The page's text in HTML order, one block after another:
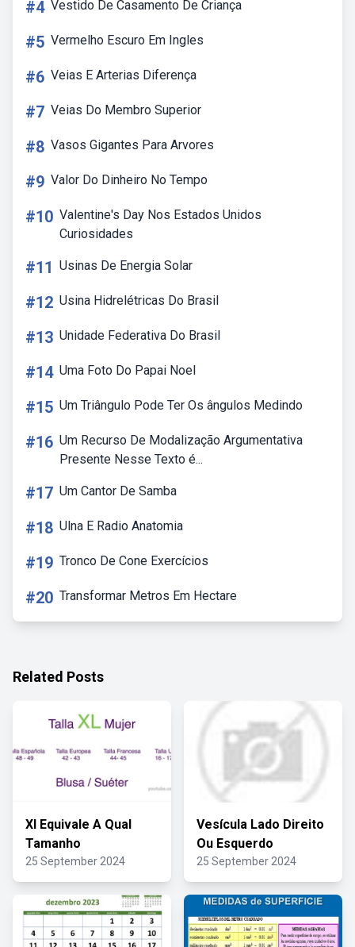
#4 Vestido De Casamento De Criança
#5 Vermelho Escuro Em Ingles
#6 Veias E Arterias Diferença
#7 Veias Do Membro Superior
#8 Vasos Gigantes Para Arvores
#9 Valor Do Dinheiro No Tempo
#10 Valentine's Day Nos Estados Unidos
Curiosidades
#11 Usinas De Energia Solar
#12 Usina Hidrelétricas Do Brasil
#13 Unidade Federativa Do Brasil
#14 Uma Foto Do Papai Noel
#15 Um Triângulo Pode Ter Os ângulos Medindo
#16 Um Recurso De Modalização Argumentativa
Presente Nesse Texto é...
#17 Um Cantor De Samba
#18 Ulna E Radio Anatomia
#19 Tronco De Cone Exercícios
#20 Transformar Metros Em Hectare
Related Posts
Xl Equivale A Qual
Tamanho
25 September 2024
Vesícula Lado Direito
Ou Esquerdo
25 September 2024